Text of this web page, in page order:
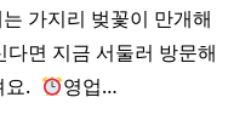
가지리 벚꽃이 만개해
면 지금 서둘러 방문해
.
영업…